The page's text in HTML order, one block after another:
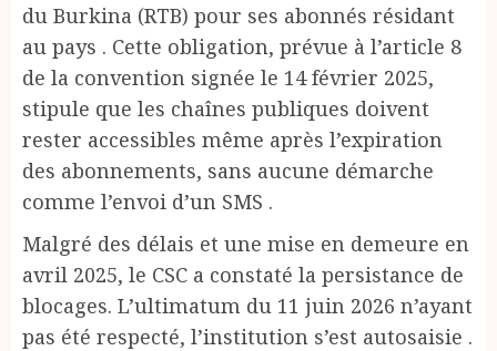
du Burkina (RTB) pour ses abonnés résidant
au pays . Cette obligation, prévue à l’article 8
de la convention signée le 14 février 2025,
stipule que les chaînes publiques doivent
rester accessibles même après l’expiration
des abonnements, sans aucune démarche
comme l’envoi d’un SMS .
Malgré des délais et une mise en demeure en
avril 2025, le CSC a constaté la persistance de
blocages. L’ultimatum du 11 juin 2026 n’ayant
pas été respecté, l’institution s’est autosaisie .